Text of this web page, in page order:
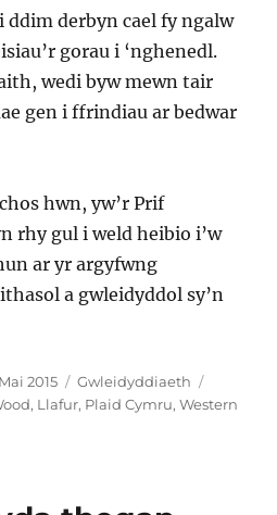
ddim derbyn cael fy ngalw
gorau i ‘nghenedl.
wedi byw mewn tair
gen i ffrindiau ar bedwar
hwn, yw’r Prif
rhy gul i weld heibio i’w
ar yr argyfwng
a gwleidyddol sy’n
2015 Categorïau
Gwleidyddiaeth
, Llafur, Plaid Cymru,Western